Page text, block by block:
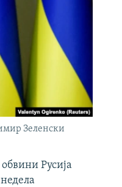
Зеленски
Русија